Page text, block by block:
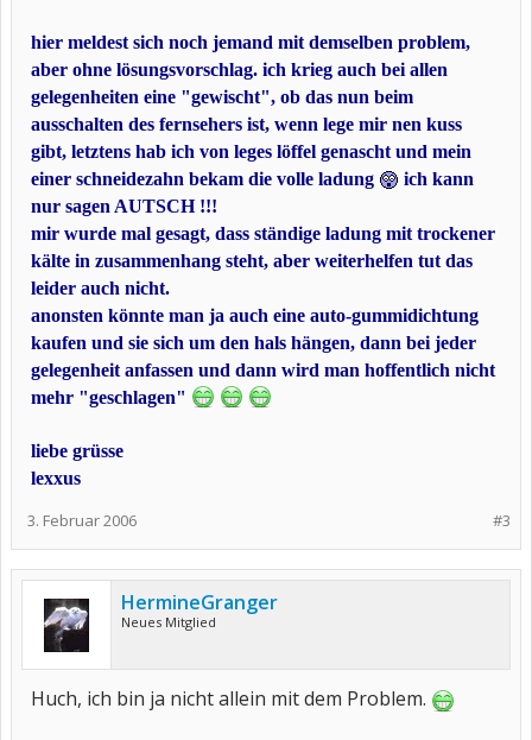
hier meldest sich noch jemand mit demselben problem,
aber ohne lösungsvorschlag. ich krieg auch bei allen
gelegenheiten eine "gewischt", ob das nun beim
ausschalten des fernsehers ist, wenn lege mir nen kuss
gibt, letztens hab ich von leges löffel genascht und mein
einer schneidezahn bekam die volle ladung
ich kann
nur sagen AUTSCH !!!
mir wurde mal gesagt, dass ständige ladung mit trockener
kälte in zusammenhang steht, aber weiterhelfen tut das
leider auch nicht.
anonsten könnte man ja auch eine auto-gummidichtung
kaufen und sie sich um den hals hängen, dann bei jeder
gelegenheit anfassen und dann wird man hoffentlich nicht
mehr "geschlagen"
liebe grüsse
lexxus
#3
3. Februar 2006
HermineGranger
Neues Mitglied
Huch, ich bin ja nicht allein mit dem Problem.